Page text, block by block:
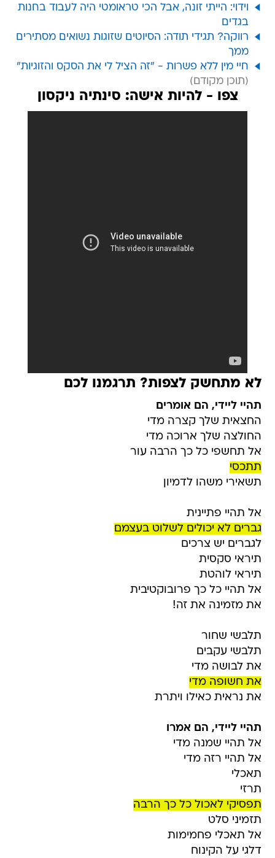
וידוי: הייתי זונה, אבל הכי טראומטי היה לעבוד בחנות
בגדים
רווקה? תגידי תודה: הסיוטים שזוגות נשואים מסתירים
ממך
חיי מין ללא פשרות - "זה הציל לי את הסקס והזוגיות"
צפו - להיות אישה: סינתיה ניקסון
לא מתחשק לצפות? תרגמנו לכם
תהיי ליידי, הם אומרים
החצאית שלך קצרה מדי
החולצה שלך ארוכה מדי
אל תחשפי כל כך הרבה עור
תתכסי
תשאירי משהו לדמיון
אל תהיי פתיינית
גברים לא יכולים לשלוט בעצמם
לגברים יש צרכים
תיראי סקסית
תיראי לוהטת
אל תהיי כל כך פרובוקטיבית
את מזמינה את זה!
תלבשי שחור
תלבשי עקבים
את לבושה מדי
את חשופה מדי
את נראית כאילו ויתרת
תהיי ליידי, הם אמרו
אל תהיי שמנה מדי
אל תהיי רזה מדי
תאכלי
תרזי
תפסיקי לאכול כל כך הרבה
תזמיני סלט
אל תאכלי פחמימות
דלגי על הקינוח